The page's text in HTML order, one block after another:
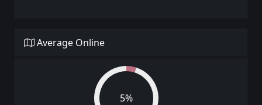
Average Online
5%